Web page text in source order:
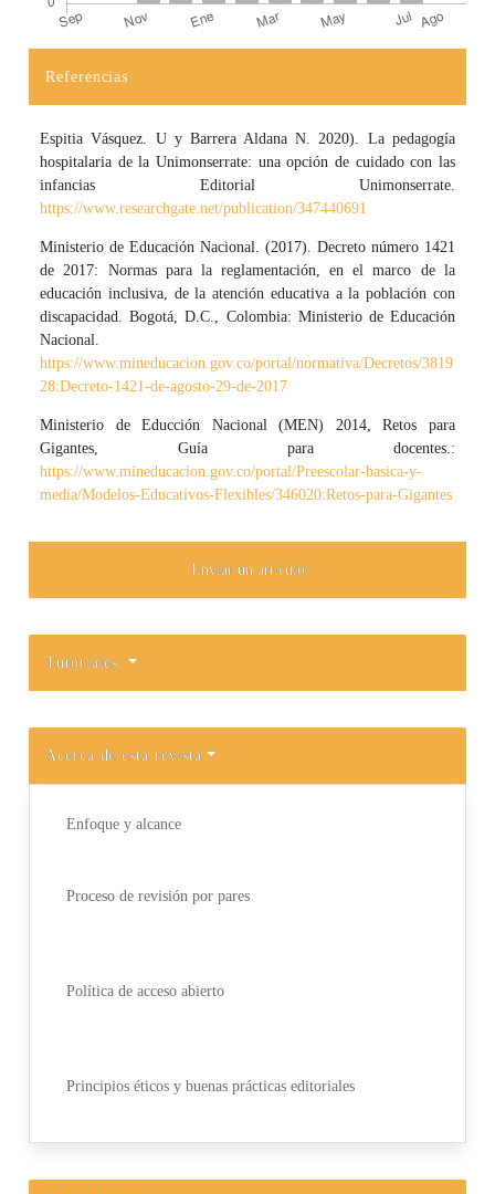
Referencias
Espitia Vásquez. U y Barrera Aldana N. 2020). La pedagogía
hospitalaria de la Unimonserrate: una opción de cuidado con las
infancias Editorial Unimonserrate.
https://www.researchgate.net/publication/347440691
Ministerio de Educación Nacional. (2017). Decreto número 1421
de 2017: Normas para la reglamentación, en el marco de la
educación inclusiva, de la atención educativa a la población con
discapacidad. Bogotá, D.C., Colombia: Ministerio de Educación
Nacional.
https://www.mineducacion.gov.co/portal/normativa/Decretos/3819
28:Decreto-1421-de-agosto-29-de-2017
Ministerio de Educción Nacional (MEN) 2014, Retos para
Gigantes, Guía para docentes.:
https://www.mineducacion.gov.co/portal/Preescolar-basica-y-
media/Modelos-Educativos-Flexibles/346020:Retos-para-Gigantes
Enviar un artículo
Tutoriales
Acerca de esta revista
Enfoque y alcance
Proceso de revisión por pares
Política de acceso abierto
Principios éticos y buenas prácticas editoriales